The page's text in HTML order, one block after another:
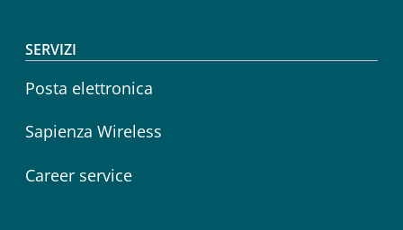
SERVIZI
Posta elettronica
Sapienza Wireless
Career service